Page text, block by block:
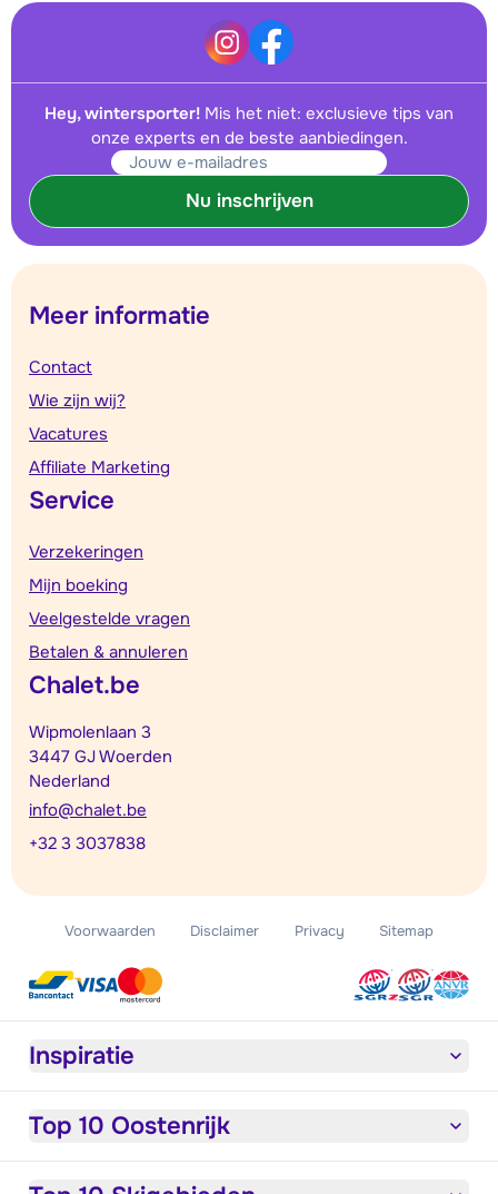
Hey, wintersporter! Mis het niet: exclusieve tips van
onze experts en de beste aanbiedingen.
Nu inschrijven
Meer informatie
Contact
Wie zijn wij?
Vacatures
Affiliate Marketing
Service
Verzekeringen
Mijn boeking
Veelgestelde vragen
Betalen & annuleren
Chalet.be
Wipmolenlaan 3
3447 GJ Woerden
Nederland
info@chalet.be
+32 3 3037838
Voorwaarden Disclaimer Privacy Sitemap
Inspiratie
Top 10 Oostenrijk